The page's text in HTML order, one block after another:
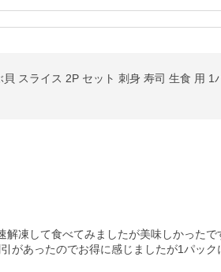
貝 スライス 2P セット 刺身 寿司 生食 用
凍して食べてみましたが美味しかったで
があったのでお得に感じましたが1パック